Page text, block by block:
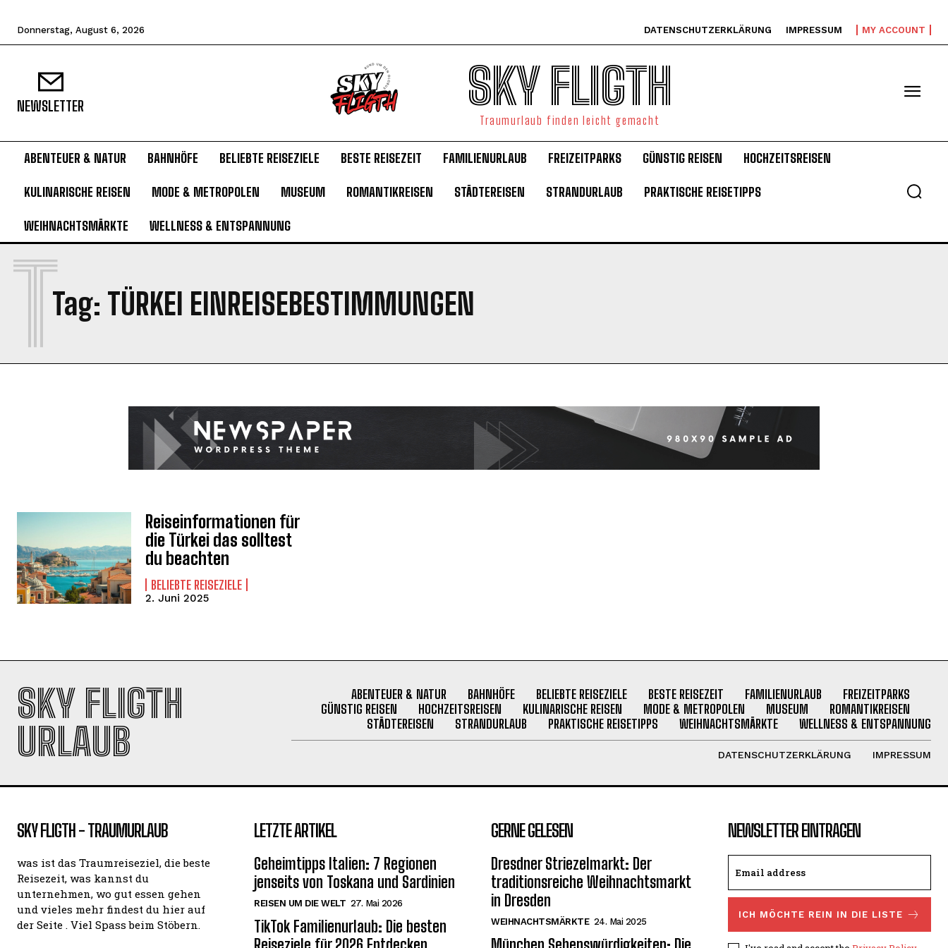
I've read and accept thePrivacy Policy.
Donnerstag, August 6, 2026 DATENSCHUTZERKLÄRUNG IMPRESSUM MY ACCOUNT
NEWSLETTER SKY FLIGTH
Traumurlaub finden leicht gemacht
ABENTEUER & NATUR BAHNHÖFE BELIEBTE REISEZIELE BESTE REISEZEIT FAMILIENURLAUB FREIZEITPARKS GÜNSTIG REISEN HOCHZEITSREISEN
KULINARISCHE REISEN MODE & METROPOLEN MUSEUM ROMANTIKREISEN STÄDTEREISEN STRANDURLAUB PRAKTISCHE REISETIPPS
WEIHNACHTSMÄRKTE WELLNESS & ENTSPANNUNG
Tag: TÜRKEI EINREISEBESTIMMUNGEN
T
Reiseinformationen für
die Türkei das solltest
du beachten
BELIEBTE REISEZIELE
2. Juni 2025
SKY FLIGTH
URLAUB
ABENTEUER & NATUR BAHNHÖFE BELIEBTE REISEZIELE BESTE REISEZEIT FAMILIENURLAUB
FREIZEITPARKS
GÜNSTIG REISEN
HOCHZEITSREISEN KULINARISCHE REISEN MODE & METROPOLEN MUSEUM
ROMANTIKREISEN
STÄDTEREISEN
STRANDURLAUB PRAKTISCHE REISETIPPS WEIHNACHTSMÄRKTE WELLNESS & ENTSPANNUNG
DATENSCHUTZERKLÄRUNG IMPRESSUM
SKY FLIGTH - TRAUMURLAUB
was ist das Traumreiseziel, die beste
Reisezeit, was kannst du
unternehmen, wo gut essen gehen
und vieles mehr findest du hier auf
der Seite . Viel Spass beim Stöbern.
LETZTE ARTIKEL
Geheimtipps Italien: 7 Regionen
jenseits von Toskana und Sardinien
REISEN UM DIE WELT 27. Mai 2026
TikTok Familienurlaub: Die besten
GERNE GELESEN
Dresdner Striezelmarkt: Der
traditionsreiche Weihnachtsmarkt
in Dresden
WEIHNACHTSMÄRKTE 24. Mai 2025
NEWSLETTER EINTRAGEN
ICH MÖCHTE REIN IN DIE LISTE